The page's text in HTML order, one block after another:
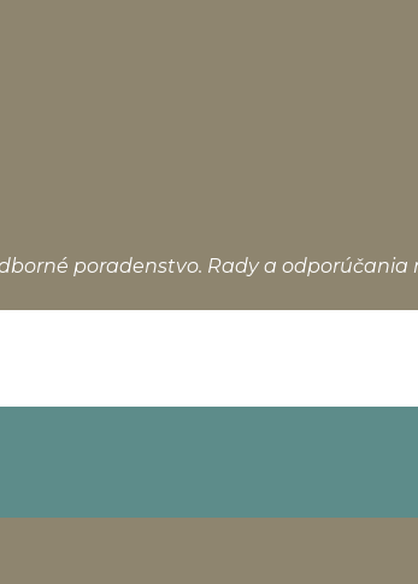
poradenstvo. Rady a